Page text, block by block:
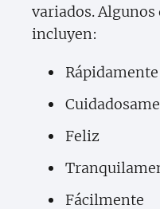
variados. Algunos
incluyen:
Rápidamente
Feliz
Fácilmente